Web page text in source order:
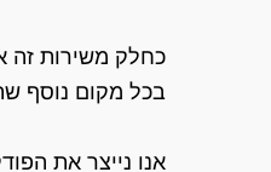
בכל מקום נוסף
אנו נייצר את